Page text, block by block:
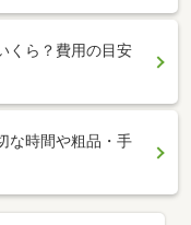
くら？費用の目安
な時間や粗品・手